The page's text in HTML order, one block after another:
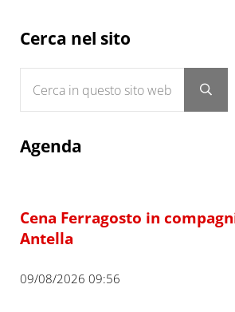
Sidebar
Cerca nel sito
Agenda
Cena Ferragosto in
Antella
09/08/2026 09:56